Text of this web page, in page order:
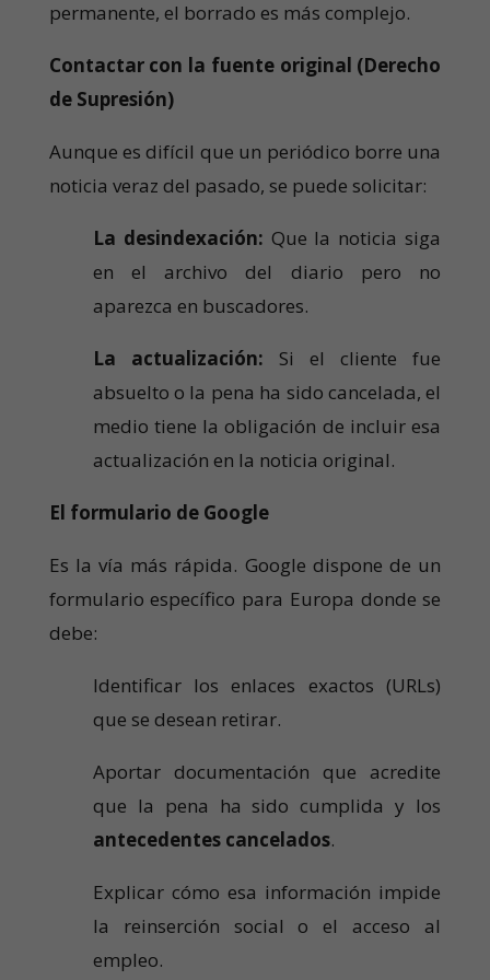
permanente, el borrado es más complejo.
Contactar con la fuente original (Derecho
de Supresión)
Aunque es difícil que un periódico borre una
noticia veraz del pasado, se puede solicitar:
La desindexación: Que la noticia siga
en el archivo del diario pero no
aparezca en buscadores.
La actualización: Si el cliente fue
absuelto o la pena ha sido cancelada, el
medio tiene la obligación de incluir esa
actualización en la noticia original.
El formulario de Google
Es la vía más rápida. Google dispone de un
formulario específico para Europa donde se
debe:
Identificar los enlaces exactos (URLs)
que se desean retirar.
Aportar documentación que acredite
que la pena ha sido cumplida y los
antecedentes cancelados.
Explicar cómo esa información impide
la reinserción social o el acceso al
empleo.